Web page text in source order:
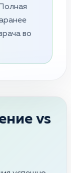
во
vs